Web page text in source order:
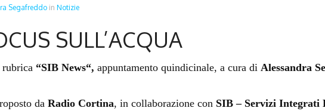
Segafreddo in Notizie
SULL’ACQUA
“SIB News“, appuntamento quindicinale, a cura di Alessandra
da Radio Cortina, in collaborazione con SIB – Servizi Integrati